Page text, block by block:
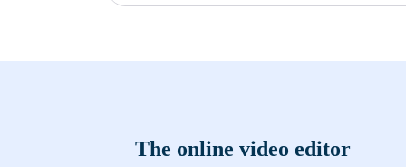
The online video editor